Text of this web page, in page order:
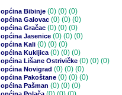
općina Bibinje (0) (0) (0)
općina Galovac (0) (0) (0)
općina Gračac (0) (0) (0)
općina Jasenice (0) (0) (0)
općina Kali (0) (0) (0)
općina Kukljica(0) (0) (0)
općina Lišane Ostrivičke (0) (0) (0)
općina Novigrad (0) (0) (0)
općina Pakoštane (0) (0) (0)
općina Pašman (0) (0) (0)